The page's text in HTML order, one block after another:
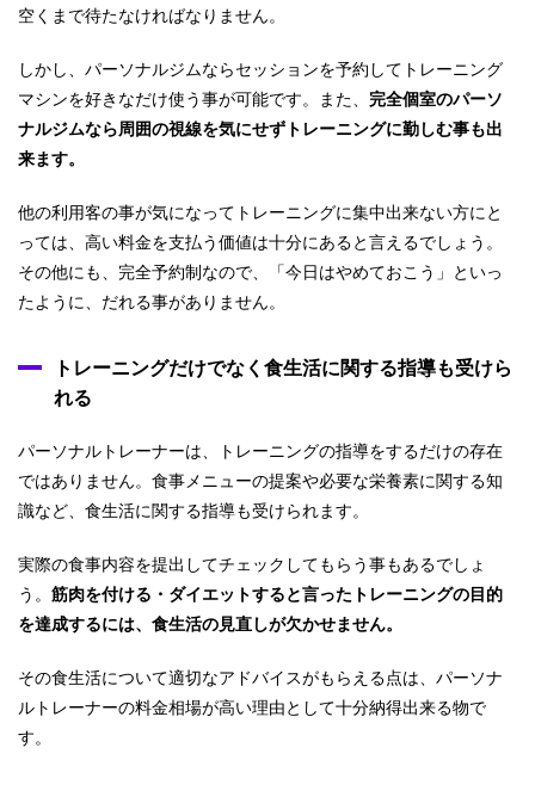
空くまで待たなければなりません。
しかし、パーソナルジムならセッションを予約してトレーニング
マシンを好きなだけ使う事が可能です。また、 完全個室のパーソ
ナルジムなら周囲の視線を気にせずトレーニングに勤しむ事も出
来ます。
他の利用客の事が気になってトレーニングに集中出来ない方にと
っては、高い料金を支払う価値は十分にあると言えるでしょう。
その他にも、完全予約制なので、「今日はやめておこう」といっ
たように、だれる事がありません。
トレーニングだけでなく食生活に関する指導も受けら
れる
パーソナルトレーナーは、トレーニングの指導をするだけの存在
ではありません。食事メニューの提案や必要な栄養素に関する知
識など、食生活に関する指導も受けられます。
実際の食事内容を提出してチェックしてもらう事もあるでしょ
う。 筋肉を付ける・ダイエットすると言ったトレーニングの目的
を達成するには、食生活の見直しが欠かせません。
その食生活について適切なアドバイスがもらえる点は、パーソナ
ルトレーナーの料金相場が高い理由として十分納得出来る物で
す。